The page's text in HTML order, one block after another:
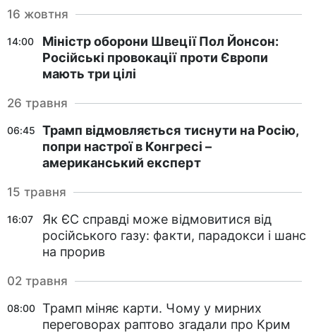
16 жовтня
14:00
Міністр оборони Швеції Пол Йонсон:
Російські провокації проти Європи
мають три цілі
26 травня
06:45
Трамп відмовляється тиснути на Росію,
попри настрої в Конгресі –
американський експерт
15 травня
16:07
Як ЄС справді може відмовитися від
російського газу: факти, парадокси і шанс
на прорив
02 травня
08:00 Трамп міняє карти. Чому у мирних
переговорах раптово згадали про Крим